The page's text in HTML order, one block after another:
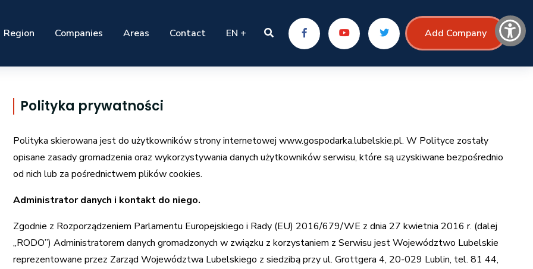
Region Companies Areas Contact EN + Add Company
Polityka prywatności
Polityka skierowana jest do użytkowników strony internetowejwww.gospodarka.lubelskie.pl. W Polityce zostały
opisane zasady gromadzenia oraz wykorzystywania danych użytkowników serwisu, które są uzyskiwane bezpośrednio
od nich lub za pośrednictwem plików cookies.
Administrator danych i kontakt do niego.
Zgodnie z Rozporządzeniem Parlamentu Europejskiego i Rady (EU) 2016/679/WE z dnia 27 kwietnia 2016 r. (dalej
„RODO”) Administratorem danych gromadzonych w związku z korzystaniem z Serwisu jest Województwo Lubelskie
reprezentowane przez Zarząd Województwa Lubelskiego z siedzibą przy ul. Grottgera 4, 20-029 Lublin, tel. 81 44,